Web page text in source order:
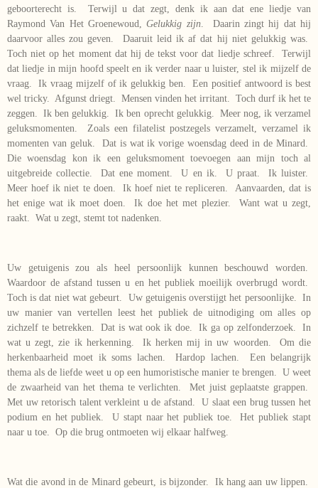
geboorterecht is. Terwijl u dat zegt, denk ik aan dat ene liedje van
Raymond Van Het Groenewoud,Gelukkig zijn. Daarin zingt hij dat hij
daarvoor alles zou geven. Daaruit leid ik af dat hij niet gelukkig was.
Toch niet op het moment dat hij de tekst voor dat liedje schreef. Terwijl
dat liedje in mijn hoofd speelt en ik verder naar u luister, stel ik mijzelf de
vraag. Ik vraag mijzelf of ik gelukkig ben. Een positief antwoord is best
wel tricky. Afgunst driegt. Mensen vinden het irritant. Toch durf ik het te
zeggen. Ik ben gelukkig. Ik ben oprecht gelukkig. Meer nog, ik verzamel
geluksmomenten. Zoals een filatelist postzegels verzamelt, verzamel ik
momenten van geluk. Dat is wat ik vorige woensdag deed in de Minard.
Die woensdag kon ik een geluksmoment toevoegen aan mijn toch al
uitgebreide collectie. Dat ene moment. U en ik. U praat. Ik luister.
Meer hoef ik niet te doen. Ik hoef niet te repliceren. Aanvaarden, dat is
het enige wat ik moet doen. Ik doe het met plezier. Want wat u zegt,
raakt. Wat u zegt, stemt tot nadenken.
Uw getuigenis zou als heel persoonlijk kunnen beschouwd worden.
Waardoor de afstand tussen u en het publiek moeilijk overbrugd wordt.
Toch is dat niet wat gebeurt. Uw getuigenis overstijgt het persoonlijke. In
uw manier van vertellen leest het publiek de uitnodiging om alles op
zichzelf te betrekken. Dat is wat ook ik doe. Ik ga op zelfonderzoek. In
wat u zegt, zie ik herkenning. Ik herken mij in uw woorden. Om die
herkenbaarheid moet ik soms lachen. Hardop lachen. Een belangrijk
thema als de liefde weet u op een humoristische manier te brengen. U weet
de zwaarheid van het thema te verlichten. Met juist geplaatste grappen.
Met uw retorisch talent verkleint u de afstand. U slaat een brug tussen het
podium en het publiek. U stapt naar het publiek toe. Het publiek stapt
naar u toe. Op die brug ontmoeten wij elkaar halfweg.
Wat die avond in de Minard gebeurt, is bijzonder. Ik hang aan uw lippen.